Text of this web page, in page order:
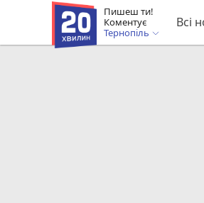
Пишеш ти!
Коментує
Тернопіль
Всі